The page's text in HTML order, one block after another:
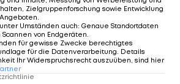
begründete Ferdinand
und sagte, dass er die
wolle. Die Entscheidung der
richtig gewesen.
Zielgruppenforschung sowie Entwicklung
Umständen auch: Genaue Standortdaten
von Endgeräten
für gewisse Zwecke berechtigtes
für die Datenverarbeitung. Details
Ihr Widerspruchsrecht auszuüben, sind hier